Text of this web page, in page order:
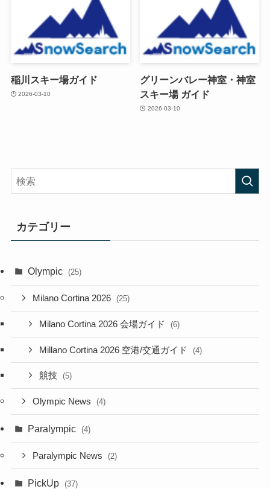
稲川スキー場ガイド
2026-03-10
グリーンバレー神室・神室
スキー場 ガイド
2026-03-10
カテゴリー
Olympic (25)
Milano Cortina 2026 (25)
Milano Cortina 2026 会場ガイド (6)
Millano Cortina 2026 空港/交通ガイド (4)
競技 (5)
Olympic News (4)
Paralympic (4)
Paralympic News (2)
PickUp (37)